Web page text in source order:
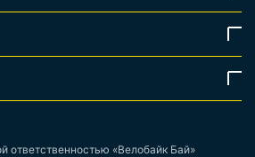
ответственностью «Велобайк Бай»